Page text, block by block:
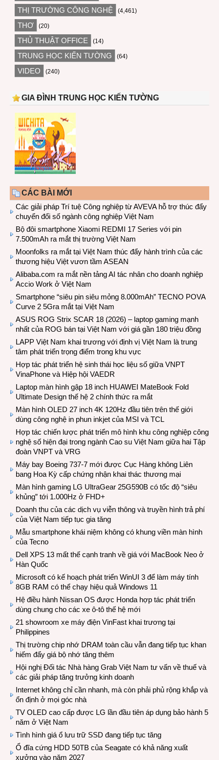
THỊ TRƯỜNG CÔNG NGHỆ (4,461)
THƠ (20)
THỦ THUẬT OFFICE (14)
TRUNG HỌC KIẾN TƯỜNG (64)
VIDEO (240)
GIA ĐÌNH TRUNG HỌC KIẾN TƯỜNG
CÁC BÀI MỚI
Các giải pháp Trí tuệ Công nghiệp từ AVEVA hỗ trợ thúc đẩy
chuyển đổi số ngành công nghiệp Việt Nam
Bộ đôi smartphone Xiaomi REDMI 17 Series với pin
7.500mAh ra mắt thị trường Việt Nam
Moonfolks ra mắt tại Việt Nam thúc đẩy hành trình của các
thương hiệu Việt vươn tầm ASEAN
Alibaba.com ra mắt nền tảng AI tác nhân cho doanh nghiệp
Accio Work ở Việt Nam
Smartphone “siêu pin siêu mỏng 8.000mAh” TECNO POVA
Curve 2 5Gra mắt tại Việt Nam
ASUS ROG Strix SCAR 18 (2026) – laptop gaming mạnh
nhất của ROG bán tại Việt Nam với giá gần 180 triệu đồng
LAPP Việt Nam khai trương với định vị Việt Nam là trung
tâm phát triển trọng điểm trong khu vực
Hợp tác phát triển hệ sinh thái học liệu số giữa VNPT
VinaPhone và Hiệp hội VAEDR
Laptop màn hình gập 18 inch HUAWEI MateBook Fold
Ultimate Design thế hệ 2 chính thức ra mắt
Màn hình OLED 27 inch 4K 120Hz đầu tiên trên thế giới
dùng công nghệ in phun inkjet của MSI và TCL
Hợp tác chiến lược phát triển mô hình khu công nghiệp công
nghệ số hiện đại trong ngành Cao su Việt Nam giữa hai Tập
đoàn VNPT và VRG
Máy bay Boeing 737-7 mới được Cục Hàng không Liên
bang Hoa Kỳ cấp chứng nhận khai thác thương mại
Màn hình gaming LG UltraGear 25G590B có tốc độ “siêu
khủng” tới 1.000Hz ở FHD+
Doanh thu của các dịch vụ viễn thông và truyền hình trả phí
của Việt Nam tiếp tục gia tăng
Mẫu smartphone khái niệm không có khung viền màn hình
của Tecno
Dell XPS 13 mất thế cạnh tranh về giá với MacBook Neo ở
Hàn Quốc
Microsoft có kế hoạch phát triển WinUI 3 để làm máy tính
8GB RAM có thể chạy hiệu quả Windows 11
Hệ điều hành Nissan OS được Honda hợp tác phát triển
dùng chung cho các xe ô-tô thế hệ mới
21 showroom xe máy điện VinFast khai trương tại
Philippines
Thị trường chip nhớ DRAM toàn cầu vẫn đang tiếp tục khan
hiếm đẩy giá bộ nhớ tăng thêm
Hội nghị Đối tác Nhà hàng Grab Việt Nam tư vấn về thuế và
các giải pháp tăng trưởng kinh doanh
Internet không chỉ cần nhanh, mà còn phải phủ rộng khắp và
ổn định ở mọi góc nhà
TV OLED cao cấp được LG lần đầu tiên áp dụng bảo hành 5
năm ở Việt Nam
Tình hình giá ổ lưu trữ SSD đang tiếp tục tăng
Ổ đĩa cứng HDD 50TB của Seagate có khả năng xuất
xưởng vào năm 2027